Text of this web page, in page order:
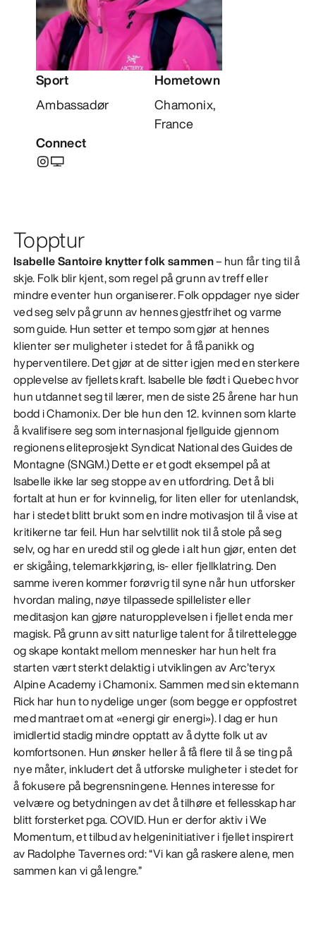
OPPDAG
Sport
Ambassadør
Hometown
Chamonix,
France
Connect
Topptur
Isabelle Santoire knytter folk sammen– hun får ting til å
skje. Folk blir kjent, som regel på grunn av treff eller
mindre eventer hun organiserer. Folk oppdager nye sider
ved seg selv på grunn av hennes gjestfrihet og varme
som guide. Hun setter et tempo som gjør at hennes
klienter ser muligheter i stedet for å få panikk og
hyperventilere. Det gjør at de sitter igjen med en sterkere
opplevelse av fjellets kraft. Isabelle ble født i Quebec hvor
hun utdannet seg til lærer, men de siste 25 årene har hun
bodd i Chamonix. Der ble hun den 12. kvinnen som klarte
å kvalifisere seg som internasjonal fjellguide gjennom
regionens eliteprosjekt Syndicat National des Guides de
Montagne (SNGM.) Dette er et godt eksempel på at
Isabelle ikke lar seg stoppe av en utfordring. Det å bli
fortalt at hun er for kvinnelig, for liten eller for utenlandsk,
har i stedet blitt brukt som en indre motivasjon til å vise at
kritikerne tar feil. Hun har selvtillit nok til å stole på seg
selv, og har en uredd stil og glede i alt hun gjør, enten det
er skigåing, telemarkkjøring, is- eller fjellklatring. Den
samme iveren kommer forøvrig til syne når hun utforsker
hvordan maling, nøye tilpassede spillelister eller
meditasjon kan gjøre naturopplevelsen i fjellet enda mer
magisk. På grunn av sitt naturlige talent for å tilrettelegge
og skape kontakt mellom mennesker har hun helt fra
starten vært sterkt delaktig i utviklingen av Arc’teryx
Alpine Academy i Chamonix. Sammen med sin ektemann
Rick har hun to nydelige unger (som begge er oppfostret
med mantraet om at «energi gir energi»). I dag er hun
imidlertid stadig mindre opptatt av å dytte folk ut av
komfortsonen. Hun ønsker heller å få flere til å se ting på
nye måter, inkludert det å utforske muligheter i stedet for
å fokusere på begrensningene. Hennes interesse for
velvære og betydningen av det å tilhøre et fellesskap har
blitt forsterket pga. COVID. Hun er derfor aktiv i We
Momentum, et tilbud av helgeninitiativer i fjellet inspirert
av Radolphe Tavernes ord: “Vi kan gå raskere alene, men
sammen kan vi gå lengre.”